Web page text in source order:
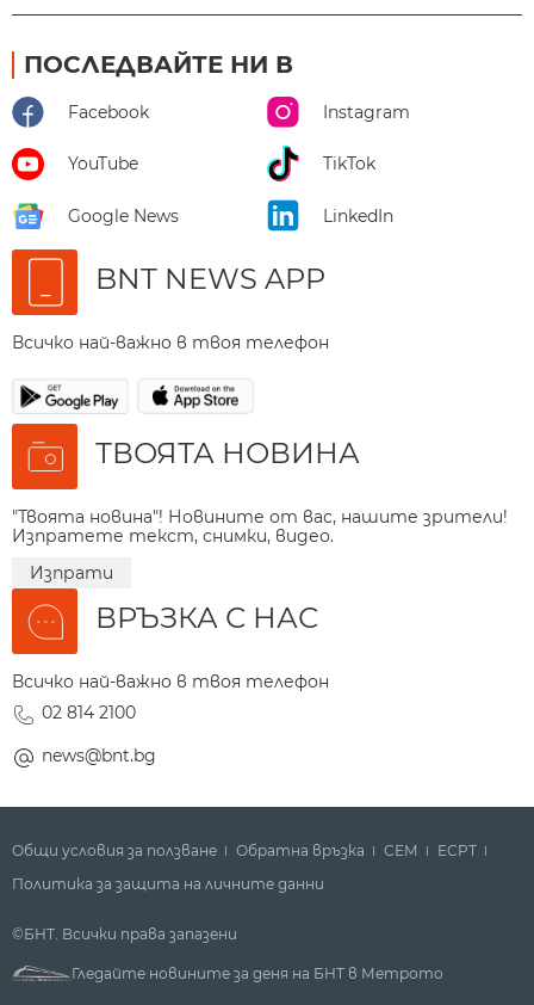
ПОСЛЕДВАЙТЕ НИ В
Facebook Instagram
YouTube TikTok
Google News LinkedIn
BNT NEWS APP
Всичко най-важно в твоя телефон
ТВОЯТА НОВИНА
"Твоята новина"! Новините от вас, нашите зрители!
Изпратете текст, снимки, видео.
Изпрати
ВРЪЗКА С НАС
Всичко най-важно в твоя телефон
02 814 2100
news@bnt.bg
Общи условия за ползване Обратна връзка СЕМ
ECPT
Политика за защита на личните данни
©БНТ. Всички права запазени
Гледайте новините за деня на БНТ в Метрото